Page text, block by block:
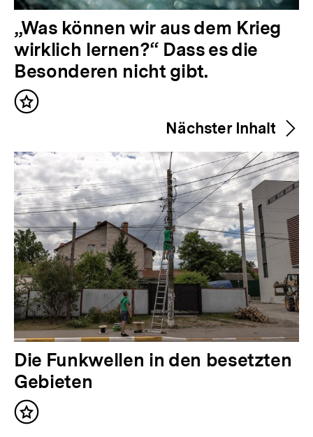
V
o
r
h
e
i
g
e
r
I
n
h
a
l
t
:
„Was können wir aus dem Krieg
wirklich lernen?“ Dass es die
Besonderen nicht gibt.
Inhalt
Nächster Inhalt
N
ä
c
h
Die Funkwellen in den besetzten
Gebieten
Inhalt